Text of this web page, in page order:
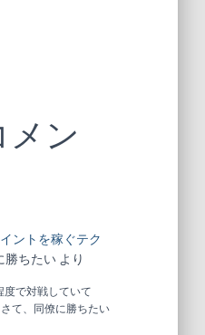
メン
ントを稼ぐテク
勝ちたいより
度で対戦していて
て、同僚に勝ちたい